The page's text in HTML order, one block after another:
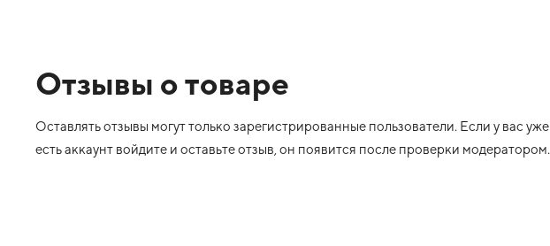
Отзывы о товаре
Оставлять отзывы могут только зарегистрированные пользователи. Если у вас уже
есть аккаунт войдите и оставьте отзыв, он появится после проверки модератором.